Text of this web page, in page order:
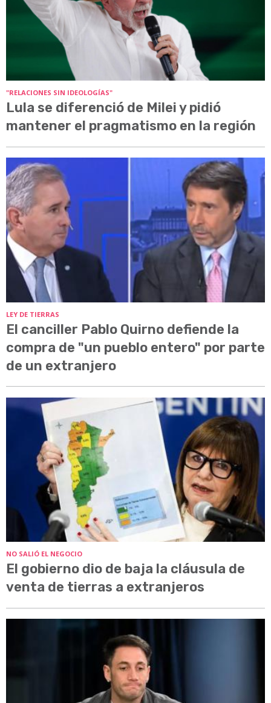
"RELACIONES SIN IDEOLOGÍAS"
Lula se diferenció de Milei y pidió
mantener el pragmatismo en la región
LEY DE TIERRAS
El canciller Pablo Quirno defiende la
compra de "un pueblo entero" por parte
de un extranjero
NO SALIÓ EL NEGOCIO
El gobierno dio de baja la cláusula de
venta de tierras a extranjeros